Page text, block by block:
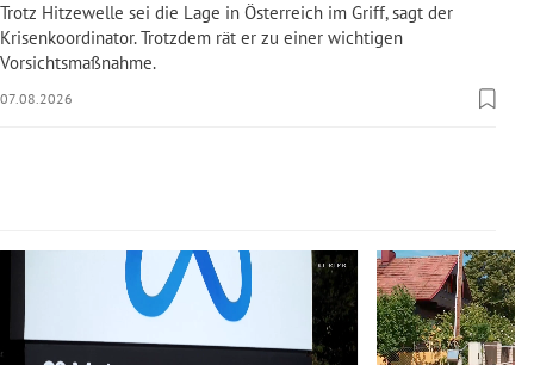
Untermenü
Untermenü
Untermenü
Trotz Hitzewelle sei die Lage in Österreich im Griff, sagt der
Krisenkoordinator. Trotzdem rät er zu einer wichtigen
Vorsichtsmaßnahme.
07.08.2026